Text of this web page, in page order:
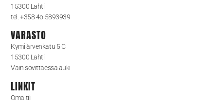
15300 Lahti
tel. +358 4o 5893939
VARASTO
Kymijärvenkatu 5 C
15300 Lahti
Vain sovittaessa auki
LINKIT
Oma tili